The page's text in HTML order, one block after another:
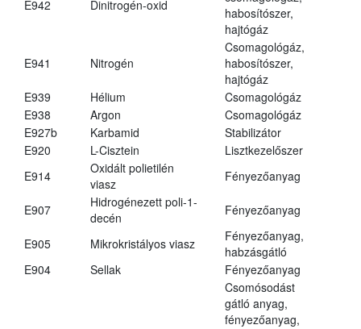
E942 Dinitrogén-oxid
habosítószer,
hajtógáz
E941 Nitrogén
Csomagológáz,
habosítószer,
hajtógáz
E939
Hélium
Csomagológáz
E938
Argon
Csomagológáz
E927b
Karbamid
Stabilizátor
E920
L-Cisztein
Lisztkezelőszer
E914
Oxidált polietilén
viasz
Fényezőanyag
E907
Hidrogénezett poli-1-
decén
Fényezőanyag
E905 Mikrokristályos viasz
Fényezőanyag,
habzásgátló
E904
Sellak
Fényezőanyag
Csomósodást
gátló anyag,
fényezőanyag,